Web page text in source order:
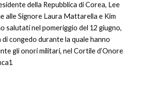
della Repubblica di Corea, Lee
alle Signore Laura Mattarella e Kim
salutati nel pomeriggio del 12 giugno,
di congedo durante la quale hanno
gli onori militari, nel Cortile d’Onore